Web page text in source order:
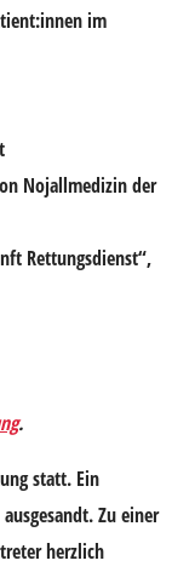
im
Nojallmedizin der
Rettungsdienst“,
.
statt. Ein
Zu einer
herzlich